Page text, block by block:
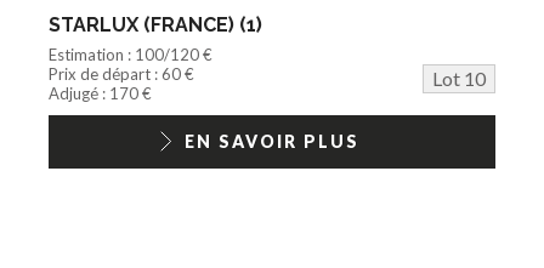
STARLUX (FRANCE) (1)
Estimation : 100/120 €
Prix de départ : 60 €
Lot 10
Adjugé : 170 €
EN SAVOIR PLUS